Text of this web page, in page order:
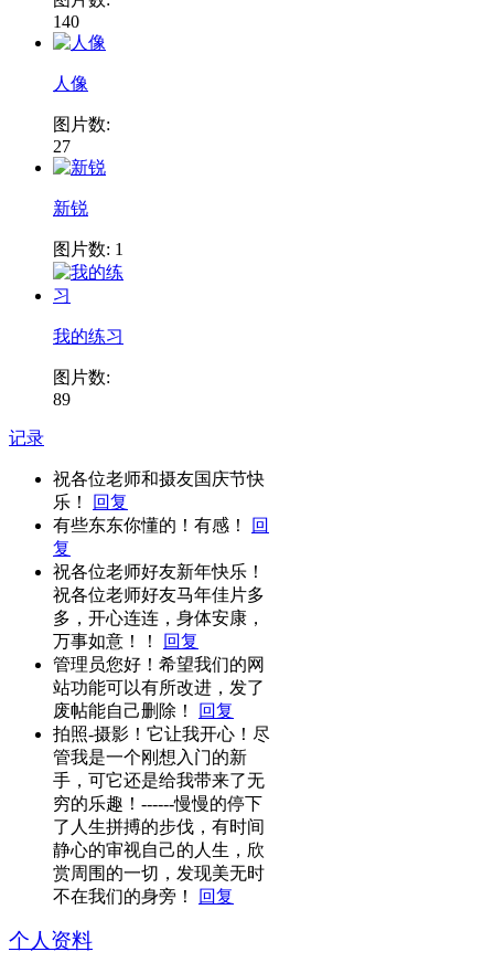
140
人像
图片数:
27
新锐
图片数: 1
我的练习
图片数:
89
记录
祝各位老师和摄友国庆节快
乐！
回复
有些东东你懂的！有感！
回
复
祝各位老师好友新年快乐！
祝各位老师好友马年佳片多
多，开心连连，身体安康，
万事如意！！
回复
管理员您好！希望我们的网
站功能可以有所改进，发了
废帖能自己删除！
回复
拍照-摄影！它让我开心！尽
管我是一个刚想入门的新
手，可它还是给我带来了无
穷的乐趣！------慢慢的停下
了人生拼搏的步伐，有时间
静心的审视自己的人生，欣
赏周围的一切，发现美无时
不在我们的身旁！
回复
个人资料